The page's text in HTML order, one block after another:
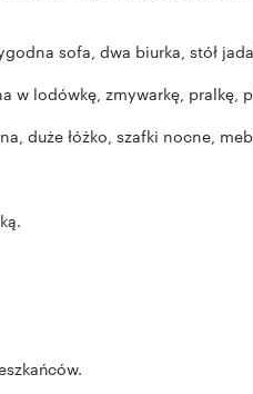
sofa, dwa biurka, stół
w lodówkę, zmywarkę, pralkę,
duże łóżko, szafki nocne,